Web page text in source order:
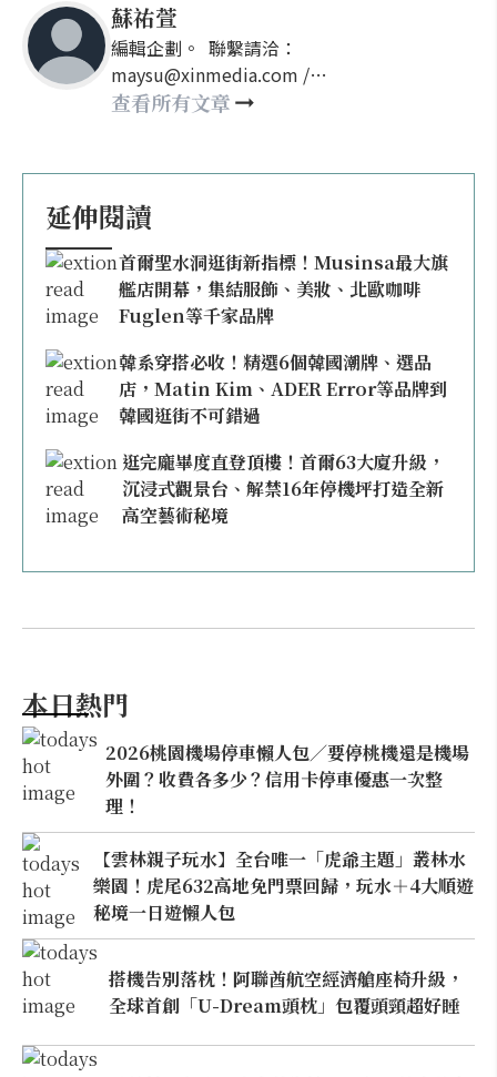
蘇祐萱
編輯企劃。 聯繫請洽：
maysu@xinmedia.com /
may860527@gmail.com
查看所有文章
延伸閱讀
首爾聖水洞逛街新指標！Musinsa最大旗
艦店開幕，集結服飾、美妝、北歐咖啡
Fuglen等千家品牌
韓系穿搭必收！精選6個韓國潮牌、選品
店，Matin Kim、ADER Error等品牌到
韓國逛街不可錯過
逛完龐畢度直登頂樓！首爾63大廈升級，
沉浸式觀景台、解禁16年停機坪打造全新
高空藝術秘境
本日熱門
2026桃園機場停車懶人包／要停桃機還是機場
外圍？收費各多少？信用卡停車優惠一次整
理！
【雲林親子玩水】全台唯一「虎爺主題」叢林水
樂園！虎尾632高地免門票回歸，玩水＋4大順遊
秘境一日遊懶人包
搭機告別落枕！阿聯酋航空經濟艙座椅升級，
全球首創「U-Dream頭枕」包覆頭頸超好睡